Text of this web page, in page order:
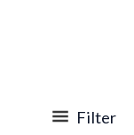
Filter